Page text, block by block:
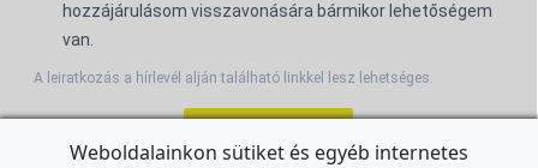
hozzájárulásom visszavonására bármikor lehetőségem
van.
A leiratkozás a hírlevél alján található linkkel lesz lehetséges.
Weboldalainkon sütiket és egyéb internetes